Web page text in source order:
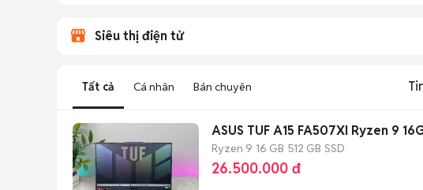
Siêu thị điện tử
Tất cả Cá nhân Bán chuyên
ASUS TUF A15 FA507XI Ryzen 9
Ryzen 9 16 GB 512 GB SSD
26.500.000 đ